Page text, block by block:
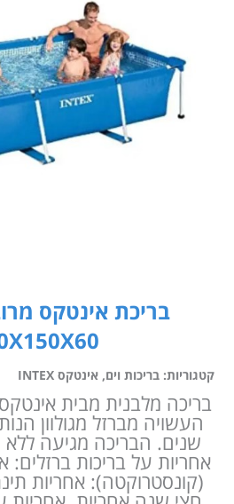
בריכת אינטקס
קטגוריות:בריכות וים,אינטקס INTEX
בריכה מלבנית מבית
העשויה מברזל מגולוון
שנים. הבריכה מגיעה ללא
אחריות על בריכות ברזלים:
(קונסטרוקטה): אחריות